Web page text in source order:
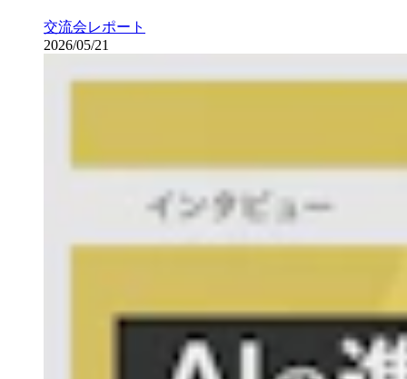
交流会レポート
2026/05/21